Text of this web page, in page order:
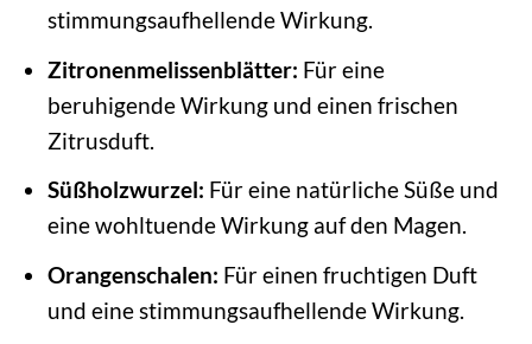
stimmungsaufhellende Wirkung.
Zitronenmelissenblätter: Für eine
beruhigende Wirkung und einen frischen
Zitrusduft.
Süßholzwurzel: Für eine natürliche Süße und
eine wohltuende Wirkung auf den Magen.
Orangenschalen: Für einen fruchtigen Duft
und eine stimmungsaufhellende Wirkung.